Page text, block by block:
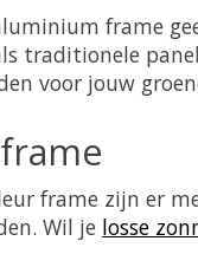
frame
traditionele
voor jouw
frame zijn er
Wil je losse